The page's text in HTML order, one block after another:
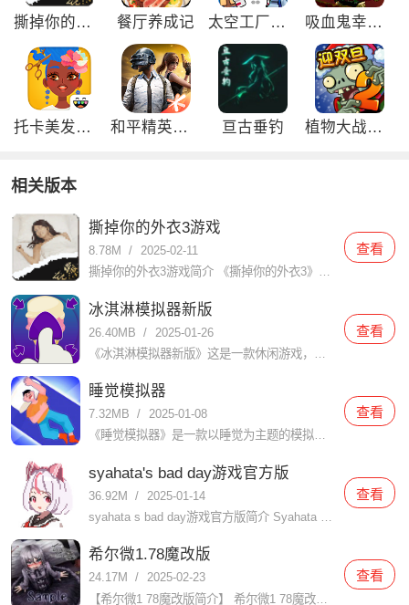
撕掉你的外衣3游戏 餐厅养成记 太空工厂大亨免广告版 吸血鬼幸存者免广告版
托卡美发沙龙4可化妆版 和平精英刺激归来版 亘古垂钓 植物大战僵尸2双旦内购免费版
相关版本
撕掉你的外衣3游戏
8.78M / 2025-02-11
撕掉你的外衣3游戏简介 《撕掉你的外衣3》是一款充满创意和挑战的休闲益智游戏，以其独特的玩法和引人入胜的剧情吸引了大量玩家。在游戏中，玩家需要通过智慧和策略解开谜题，帮助角色逐步撕掉外衣，展现其真实魅
查看
冰淇淋模拟器新版
26.40MB /
2025-01-26
查看
睡觉模拟器
7.32MB / 2025-01-08
《睡觉模拟器》是一款以睡觉为主题的模拟游戏，玩家在游戏中扮演一个需要睡觉的人物，通过不同的操作模拟睡觉的过程。游戏中包含了丰富的场景和道具，玩家可以根据自己的喜好和需要选择不同的场景和道具，来达到更好
查看
syahata's bad day游戏官方版
36.92M /
2025-01-14
查看
希尔微1.78魔改版
24.17M / 2025-02-23
【希尔微1 78魔改版简介】 希尔微1 78魔改版是一款深受玩家喜爱的角色扮演类游戏，该版本在原作基础上进行了大量创新和优化，为玩家带来了更加丰富的游戏体验和更加精彩的剧情发展。玩家将扮演一名救助了受
查看